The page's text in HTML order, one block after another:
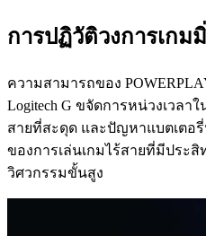
การปฏิวัติวงการเกม
ความสามารถของ
Logitech G ขจัดการหน่วงเวล
สายที่สะดุด และปัญหาแบตเตอ
ของการเล่นเกมไร้สายที่มีประ
วิศวกรรมขั้นสูง